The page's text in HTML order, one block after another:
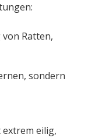
Ratten,
sondern
eilig,